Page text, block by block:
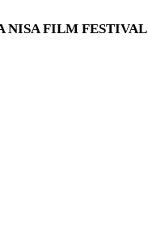
NISA FILM FESTIVAL